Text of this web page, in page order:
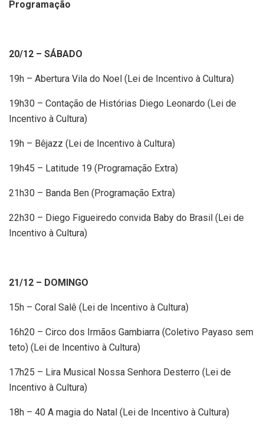
Programação
20/12 – SÁBADO
19h – Abertura Vila do Noel (Lei de Incentivo à Cultura)
19h30 – Contação de Histórias Diego Leonardo (Lei de
Incentivo à Cultura)
19h – Bêjazz (Lei de Incentivo à Cultura)
19h45 – Latitude 19 (Programação Extra)
21h30 – Banda Ben (Programação Extra)
22h30 – Diego Figueiredo convida Baby do Brasil (Lei de
Incentivo à Cultura)
21/12 – DOMINGO
15h – Coral Salê (Lei de Incentivo à Cultura)
16h20 – Circo dos Irmãos Gambiarra (Coletivo Payaso sem
teto) (Lei de Incentivo à Cultura)
17h25 – Lira Musical Nossa Senhora Desterro (Lei de
Incentivo à Cultura)
18h – 40 A magia do Natal (Lei de Incentivo à Cultura)